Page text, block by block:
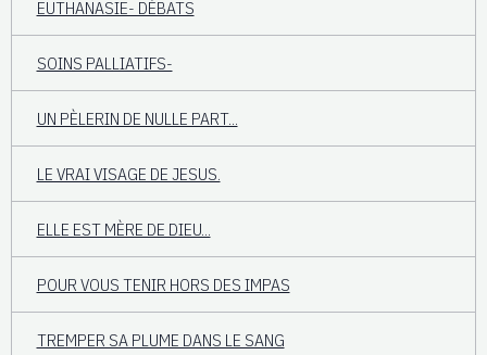
EUTHANASIE- DÉBATS
SOINS PALLIATIFS-
UN PÈLERIN DE NULLE PART...
LE VRAI VISAGE DE JESUS.
ELLE EST MÈRE DE DIEU...
POUR VOUS TENIR HORS DES IMPAS
TREMPER SA PLUME DANS LE SANG